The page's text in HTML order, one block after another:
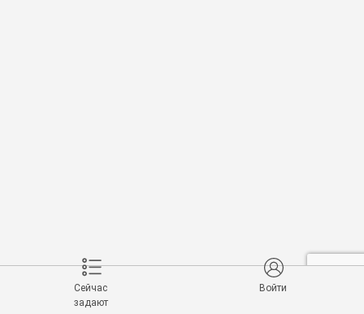
Сейчас
задают
Войти